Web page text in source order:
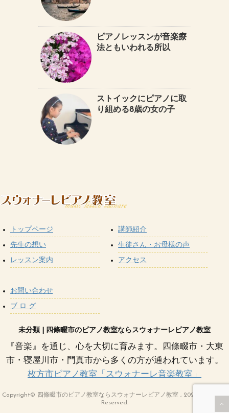
ピアノレッスンが音楽療
法ともいわれる所以
ストイックにピアノに取
り組める8歳の女の子
トップページ
先生の想い
レッスン案内
講師紹介
生徒さん・お母様の声
アクセス
お問い合わせ
ブ ロ グ
未分類 | 四條畷市のピアノ教室ならスウォナーレピアノ教室
『音楽』を通じ、心を大切に育みます。四條畷市・大東
市・寝屋川市・門真市から多くの方が通われています。
枚方市ピアノ教室「スウォナーレ音楽教室」
Copyright© 四條畷市のピアノ教室ならスウォナーレピアノ教室 , 2020 All Rights
Reserved.